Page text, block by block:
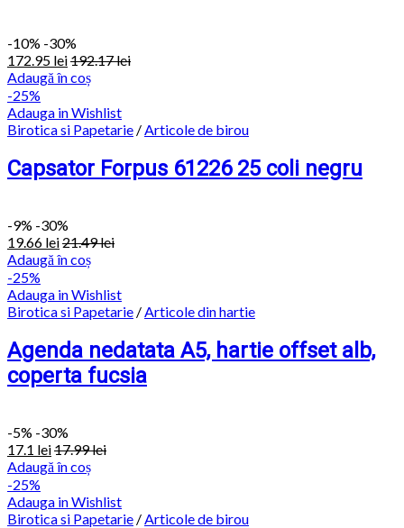
-10% -30%
172.95 lei192.17lei
Adaugă în coș
-25%
Adauga in Wishlist
Birotica si Papetarie /Articole de birou
Capsator Forpus 61226 25 coli negru
-9% -30%
19.66 lei21.49lei
Adaugă în coș
-25%
Adauga in Wishlist
Birotica si Papetarie / Articole din hartie
Agenda nedatata A5, hartie offset alb,
coperta fucsia
-5% -30%
17.1 lei17.99lei
Adaugă în coș
-25%
Adauga in Wishlist
Birotica si Papetarie / Articole de birou